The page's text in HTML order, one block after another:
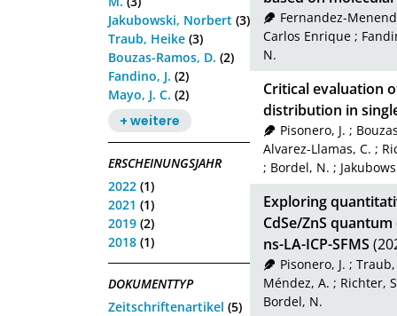
Jakubowski, Norbert (3)
Traub, Heike (3)
Bouzas-Ramos, D. (2)
Fandino, J. (2)
Mayo, J. C. (2)
+ weitere
ERSCHEINUNGSJAHR
2022 (1)
2021 (1)
2019 (2)
2018 (1)
DOKUMENTTYP
Zeitschriftenartikel (5)
Fernandez-
Carlos Enrique ;
N.
Critical evaluation
distribution in
Pisonero, J. ;
Alvarez-Llamas, C. ;
; Bordel, N. ;
Exploring
CdSe/ZnS
ns-LA-ICP-SFMS
Pisonero, J. ;
Méndez, A. ; Richter,
Bordel, N.